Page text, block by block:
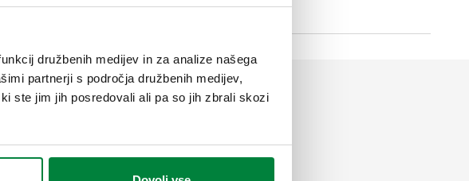
družbenih medijev in za analize našega
partnerji s področja družbenih medijev,
ste jim jih posredovali ali pa so jih zbrali skozi